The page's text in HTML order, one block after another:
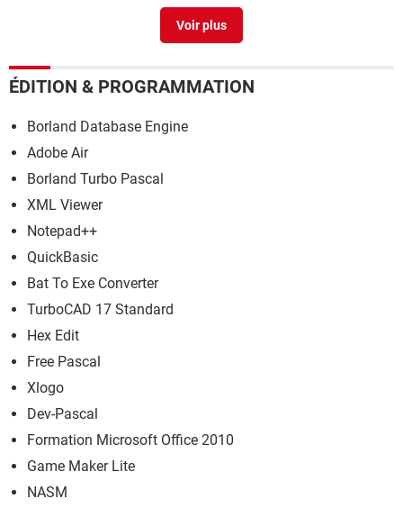
Sothink swf decompiler> Télécharger - Animation
ÉDITION & PROGRAMMATION
Borland Database Engine
Adobe Air
Borland Turbo Pascal
XML Viewer
Notepad++
QuickBasic
Bat To Exe Converter
TurboCAD 17 Standard
Hex Edit
Free Pascal
Xlogo
Dev-Pascal
Formation Microsoft Office 2010
Game Maker Lite
NASM